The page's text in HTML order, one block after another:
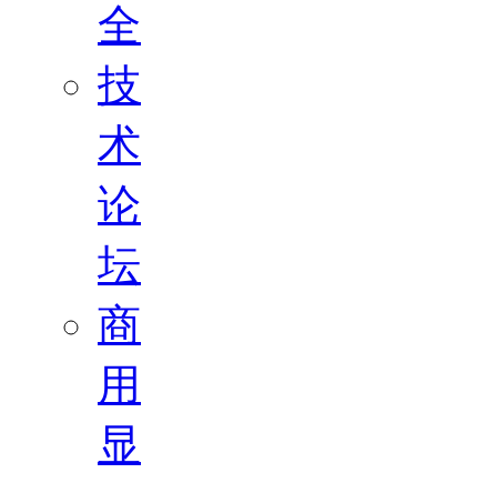
全
技
术
论
坛
商
用
显